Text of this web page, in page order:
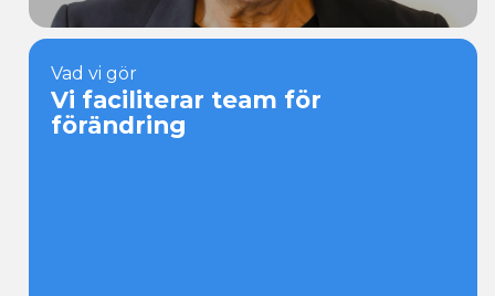
Karriär
Ansök
Vi faciliterar team för
förändring
Vad vi gör